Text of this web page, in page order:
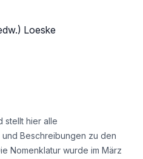
Loeske
stellt hier alle
Beschreibungen zu den
Nomenklatur wurde im März